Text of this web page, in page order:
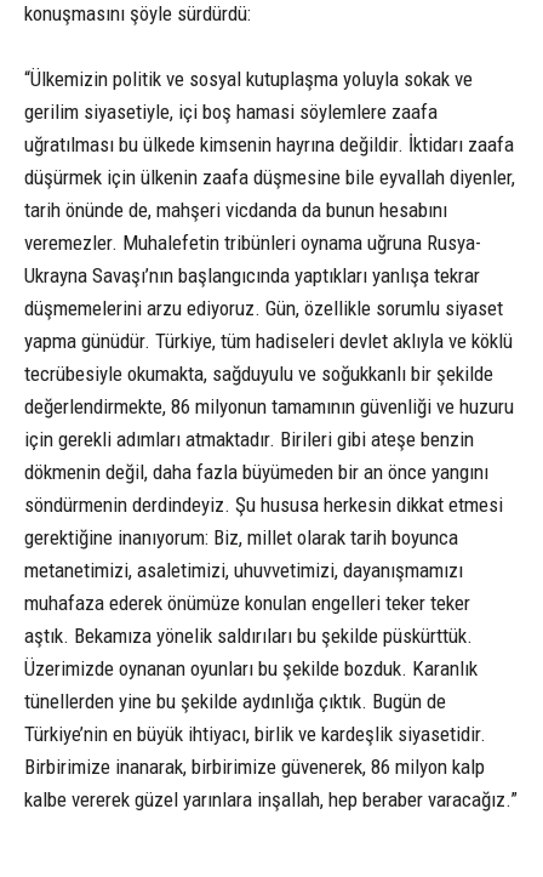
konuşmasını şöyle sürdürdü:
“Ülkemizin politik ve sosyal kutuplaşma yoluyla sokak ve
gerilim siyasetiyle, içi boş hamasi söylemlere zaafa
uğratılması bu ülkede kimsenin hayrına değildir. İktidarı zaafa
düşürmek için ülkenin zaafa düşmesine bile eyvallah diyenler,
tarih önünde de, mahşeri vicdanda da bunun hesabını
veremezler. Muhalefetin tribünleri oynama uğruna Rusya-
Ukrayna Savaşı’nın başlangıcında yaptıkları yanlışa tekrar
düşmemelerini arzu ediyoruz. Gün, özellikle sorumlu siyaset
yapma günüdür. Türkiye, tüm hadiseleri devlet aklıyla ve köklü
tecrübesiyle okumakta, sağduyulu ve soğukkanlı bir şekilde
değerlendirmekte, 86 milyonun tamamının güvenliği ve huzuru
için gerekli adımları atmaktadır. Birileri gibi ateşe benzin
dökmenin değil, daha fazla büyümeden bir an önce yangını
söndürmenin derdindeyiz. Şu hususa herkesin dikkat etmesi
gerektiğine inanıyorum: Biz, millet olarak tarih boyunca
metanetimizi, asaletimizi, uhuvvetimizi, dayanışmamızı
muhafaza ederek önümüze konulan engelleri teker teker
aştık. Bekamıza yönelik saldırıları bu şekilde püskürttük.
Üzerimizde oynanan oyunları bu şekilde bozduk. Karanlık
tünellerden yine bu şekilde aydınlığa çıktık. Bugün de
Türkiye’nin en büyük ihtiyacı, birlik ve kardeşlik siyasetidir.
Birbirimize inanarak, birbirimize güvenerek, 86 milyon kalp
kalbe vererek güzel yarınlara inşallah, hep beraber varacağız.”